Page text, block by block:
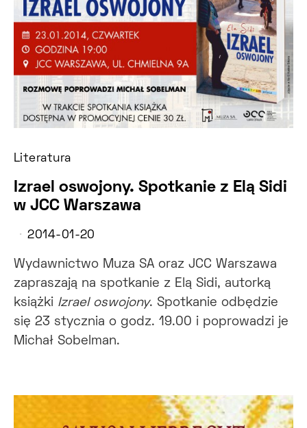
Literatura
Izrael oswojony. Spotkanie z Elą Sidi
w JCC Warszawa
2014-01-20
Wydawnictwo Muza SA oraz JCC Warszawa
zapraszają na spotkanie z Elą Sidi, autorką
książki Izrael oswojony. Spotkanie odbędzie
się 23 stycznia o godz. 19.00 i poprowadzi je
Michał Sobelman.